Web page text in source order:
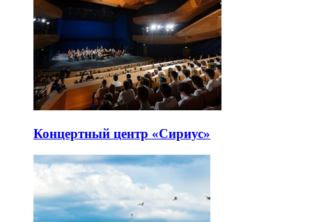
Концертный центр «Сириус»